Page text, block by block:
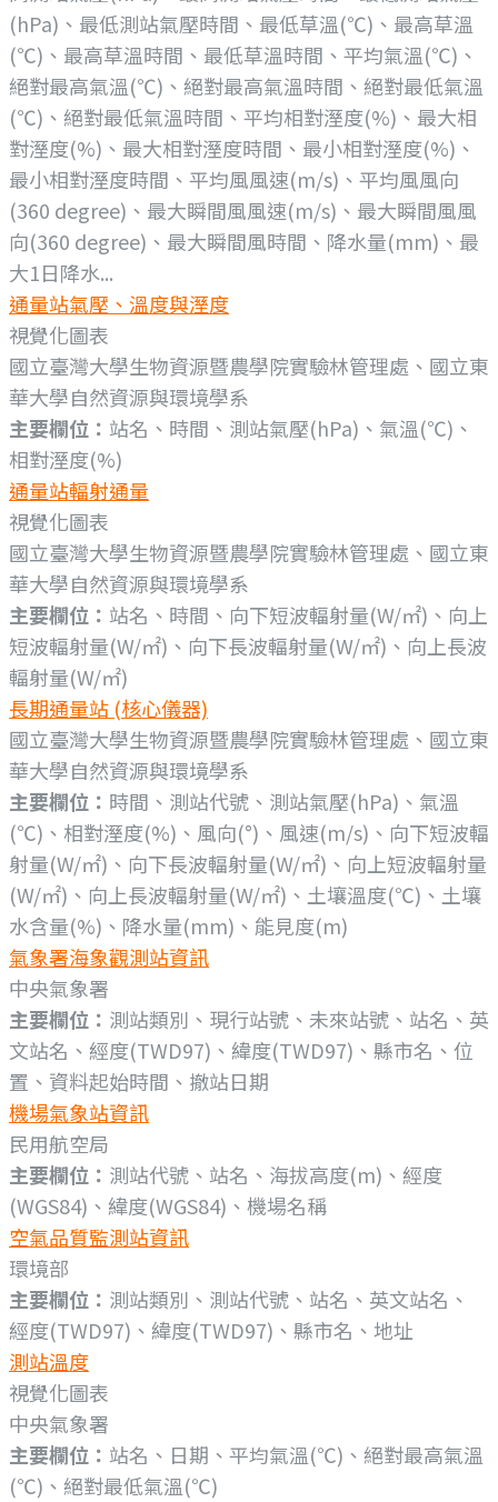
(hPa)、最低測站氣壓時間、最低草溫(℃)、最高草溫
(℃)、最高草溫時間、最低草溫時間、平均氣溫(℃)、
絕對最高氣溫(℃)、絕對最高氣溫時間、絕對最低氣溫
(℃)、絕對最低氣溫時間、平均相對溼度(%)、最大相
對溼度(%)、最大相對溼度時間、最小相對溼度(%)、
最小相對溼度時間、平均風風速(m/s)、平均風風向
(360 degree)、最大瞬間風風速(m/s)、最大瞬間風風
向(360 degree)、最大瞬間風時間、降水量(mm)、最
大1日降水...
通量站氣壓、溫度與溼度
視覺化圖表
國立臺灣大學生物資源暨農學院實驗林管理處、國立東
華大學自然資源與環境學系
主要欄位： 站名、時間、測站氣壓(hPa)、氣溫(℃)、
相對溼度(%)
通量站輻射通量
視覺化圖表
國立臺灣大學生物資源暨農學院實驗林管理處、國立東
華大學自然資源與環境學系
主要欄位： 站名、時間、向下短波輻射量(W/㎡)、向上
短波輻射量(W/㎡)、向下長波輻射量(W/㎡)、向上長波
輻射量(W/㎡)
長期通量站 (核心儀器)
國立臺灣大學生物資源暨農學院實驗林管理處、國立東
華大學自然資源與環境學系
主要欄位： 時間、測站代號、測站氣壓(hPa)、氣溫
(℃)、相對溼度(%)、風向(°)、風速(m/s)、向下短波輻
射量(W/㎡)、向下長波輻射量(W/㎡)、向上短波輻射量
(W/㎡)、向上長波輻射量(W/㎡)、土壤溫度(℃)、土壤
水含量(%)、降水量(mm)、能見度(m)
氣象署海象觀測站資訊
中央氣象署
主要欄位： 測站類別、現行站號、未來站號、站名、英
文站名、經度(TWD97)、緯度(TWD97)、縣市名、位
置、資料起始時間、撤站日期
機場氣象站資訊
民用航空局
主要欄位： 測站代號、站名、海拔高度(m)、經度
(WGS84)、緯度(WGS84)、機場名稱
空氣品質監測站資訊
環境部
主要欄位： 測站類別、測站代號、站名、英文站名、
經度(TWD97)、緯度(TWD97)、縣市名、地址
測站溫度
視覺化圖表
中央氣象署
主要欄位： 站名、日期、平均氣溫(℃)、絕對最高氣溫
(℃)、絕對最低氣溫(℃)